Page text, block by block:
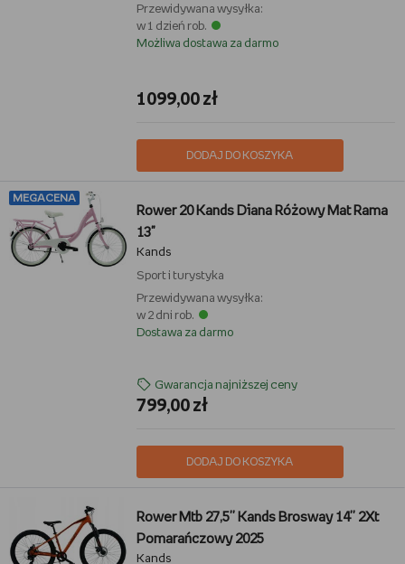
Przewidywana wysyłka:
w 1 dzień rob.
Możliwa dostawa za darmo
1099,00 zł
DODAJ DO KOSZYKA
MEGACENA
Rower 20 Kands Diana Różowy Mat Rama
13"
Kands
Sport i turystyka
Przewidywana wysyłka:
w 2 dni rob.
Dostawa za darmo
Gwarancja najniższej ceny
799,00 zł
DODAJ DO KOSZYKA
Rower Mtb 27,5'' Kands Brosway 14'' 2Xt
Pomarańczowy 2025
Kands